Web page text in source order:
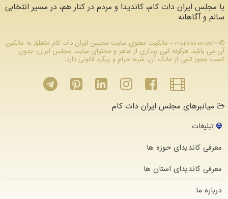
با مجلس ایران دات کام، کاندیدا و مردم در کنار هم، در مسیر انتخابی
سالم و آگاهانه
majlesiran.com - مالکیت معنوی سایت مجلس ایران دات كام متعلق به مالکین
آن می باشد. هرگونه کپی برداری از ظاهر و محتوای سایت مجلس ایران، بدون
کسب مجوز کتبی از مالک آن، شرعا حرام و پیگرد قانونی دارد.
میانبرهای مجلس ایران دات کام
تبلیغات
معرفی کاندیدای حوزه ها
معرفی کاندیدای استان ها
درباره ما